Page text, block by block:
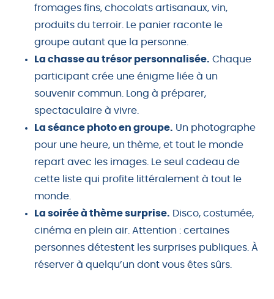
fromages fins, chocolats artisanaux, vin,
produits du terroir. Le panier raconte le
groupe autant que la personne.
La chasse au trésor personnalisée. Chaque
participant crée une énigme liée à un
souvenir commun. Long à préparer,
spectaculaire à vivre.
La séance photo en groupe. Un photographe
pour une heure, un thème, et tout le monde
repart avec les images. Le seul cadeau de
cette liste qui profite littéralement à tout le
monde.
La soirée à thème surprise. Disco, costumée,
cinéma en plein air. Attention : certaines
personnes détestent les surprises publiques. À
réserver à quelqu’un dont vous êtes sûrs.